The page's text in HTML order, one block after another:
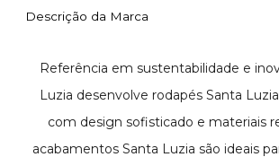
Descrição da Marca
Referência em sustentabilidade e
Luzia desenvolve rodapés Santa
com design sofisticado e materiais
acabamentos Santa Luzia são ideais